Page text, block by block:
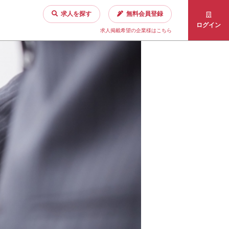
求人を探す 無料会員登録
求人掲載希望の企業様はこちら
ログイン